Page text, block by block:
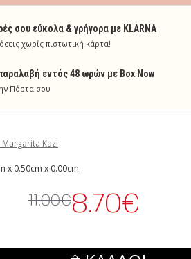
σου εύκολα & γρήγορα με KLARNA
χωρίς πιστωτική κάρτα!
εντός 48 ωρών με Box Now
Πόρτα σου
Kazi
x 0.50cm x 0.00cm
8.70€
11.00€